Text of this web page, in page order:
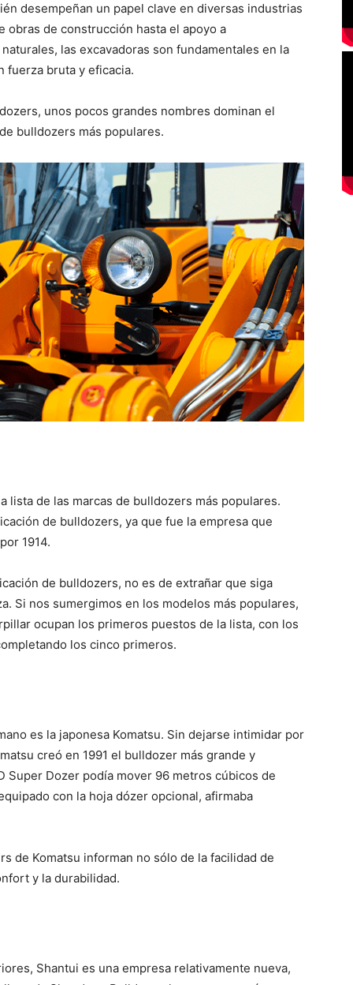
desempeñan un papel clave en diversas industrias
obras de construcción hasta el apoyo a
las excavadoras son fundamentales en la
fuerza bruta y eficacia.
unos pocos grandes nombres dominan el
bulldozers más populares.
lista de las marcas de bulldozers más populares.
de bulldozers, ya que fue la empresa que
1914.
de bulldozers, no es de extrañar que siga
Si nos sumergimos en los modelos más populares,
ocupan los primeros puestos de la lista, con los
los cinco primeros.
es la japonesa Komatsu. Sin dejarse intimidar por
creó en 1991 el bulldozer más grande y
Super Dozer podía mover 96 metros cúbicos de
con la hoja dózer opcional, afirmaba
de Komatsu informan no sólo de la facilidad de
y la durabilidad.
Shantui es una empresa relativamente nueva,